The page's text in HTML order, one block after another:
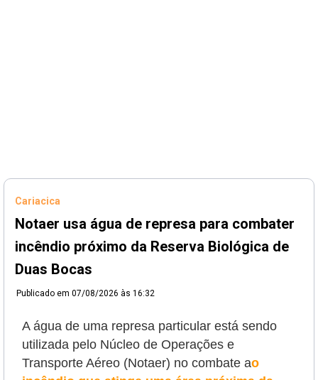
Cariacica
Notaer usa água de represa para combater
incêndio próximo da Reserva Biológica de
Duas Bocas
Publicado em 07/08/2026 às 16:32
A água de uma represa particular está sendo
utilizada pelo Núcleo de Operações e
Transporte Aéreo (Notaer) no combate ao